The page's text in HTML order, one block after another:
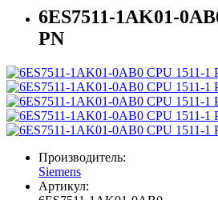
6ES7511-1AK01-
PN
Производитель:
Siemens
Артикул: